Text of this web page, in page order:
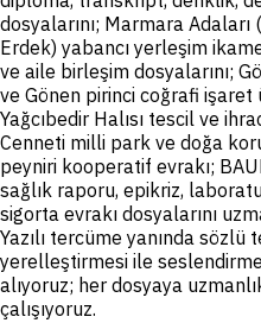
dosyalarını; Marmara Adaları
Erdek) yabancı yerleşim
ve aile birleşim dosyalarını;
ve Gönen pirinci coğrafi işaret
Yağcıbedir Halısı tescil ve
Cenneti milli park ve doğa
peyniri kooperatif evrakı;
sağlık raporu, epikriz,
sigorta evrakı dosyalarını
Yazılı tercüme yanında
yerelleştirmesi ile
alıyoruz; her dosyaya
çalışıyoruz.